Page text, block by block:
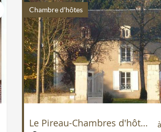
Chambre d'hôtes
Le Pireau-Chambres d'hôtes